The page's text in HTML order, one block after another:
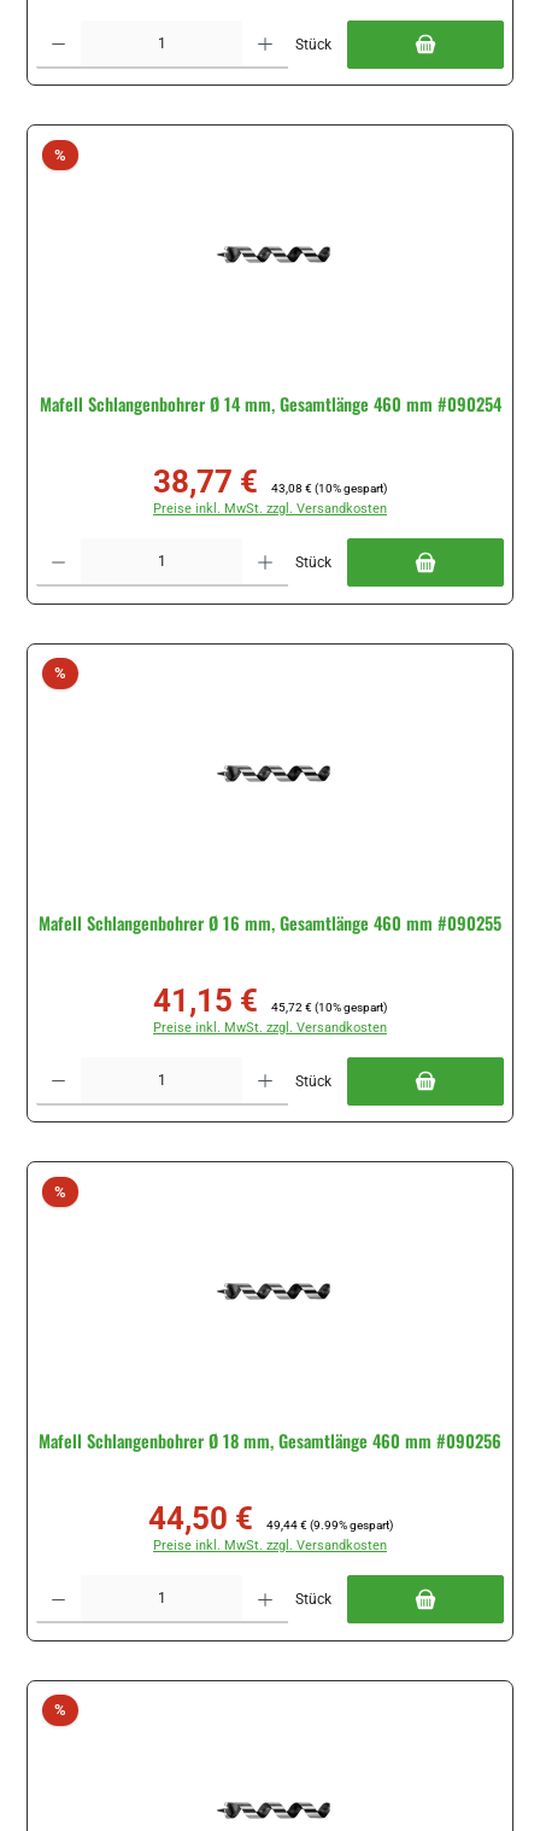
Stück
%Rabatt
Mafell Schlangenbohrer Ø 14 mm, Gesamtlänge 460 mm #090254
Verkaufspreis:
38,77 € 43,08 € (10% gespart)
Preise inkl. MwSt. zzgl. Versandkosten
Stück
%Rabatt
Mafell Schlangenbohrer Ø 16 mm, Gesamtlänge 460 mm #090255
Verkaufspreis:
41,15 € 45,72 € (10% gespart)
Preise inkl. MwSt. zzgl. Versandkosten
Stück
%Rabatt
Mafell Schlangenbohrer Ø 18 mm, Gesamtlänge 460 mm #090256
Verkaufspreis:
44,50 € Regulärer Preis:
49,44 € (9.99% gespart)
Preise inkl. MwSt. zzgl. Versandkosten
Stück
%Rabatt